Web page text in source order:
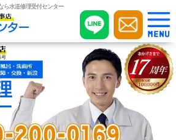
ら水道修理受付センター